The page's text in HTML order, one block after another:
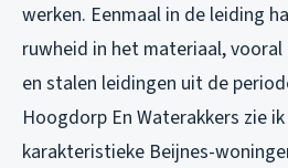
werken. Eenmaal in de leiding
ruwheid in het materiaal,
en stalen leidingen uit de
Hoogdorp En Waterakkers zie
karakteristieke Beijnes-